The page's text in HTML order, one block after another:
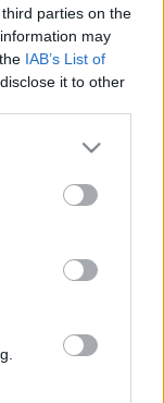
parties on the
may
IAB’s List of
it to other
or more Google
may click to
party tags to
in below Google